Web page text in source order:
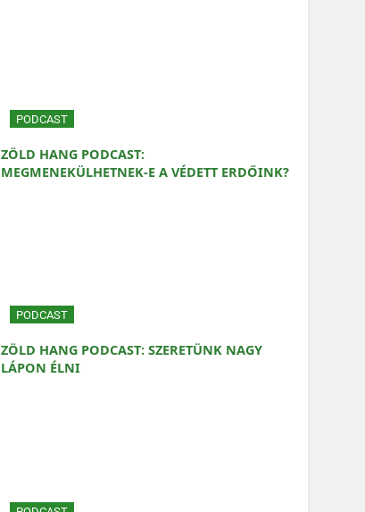
PODCAST
ZÖLD HANG PODCAST:
MEGMENEKÜLHETNEK-E A VÉDETT ERDŐINK?
PODCAST
ZÖLD HANG PODCAST: SZERETÜNK NAGY
LÁPON ÉLNI